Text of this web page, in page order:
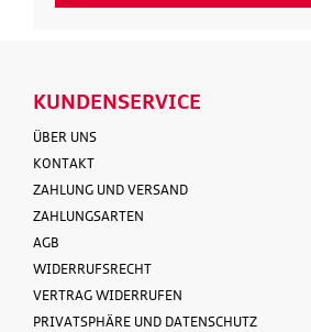
KUNDENSERVICE
ÜBER UNS
KONTAKT
ZAHLUNG UND VERSAND
ZAHLUNGSARTEN
AGB
WIDERRUFSRECHT
VERTRAG WIDERRUFEN
PRIVATSPHÄRE UND DATENSCHUTZ